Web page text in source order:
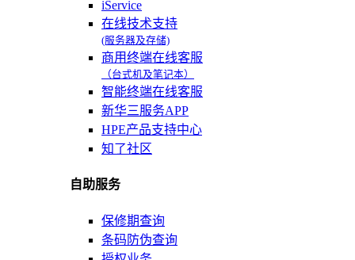
iService
在线技术支持
(服务器及存储)
商用终端在线客服
（台式机及笔记本）
智能终端在线客服
新华三服务APP
HPE产品支持中心
知了社区
自助服务
保修期查询
条码防伪查询